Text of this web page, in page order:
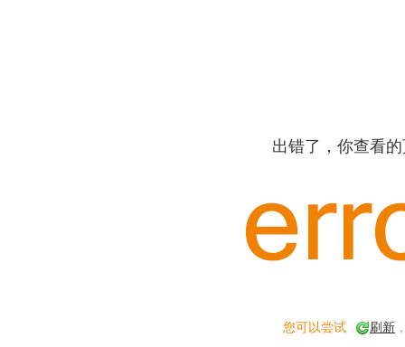
出错了，你查看
您可以尝试 刷新